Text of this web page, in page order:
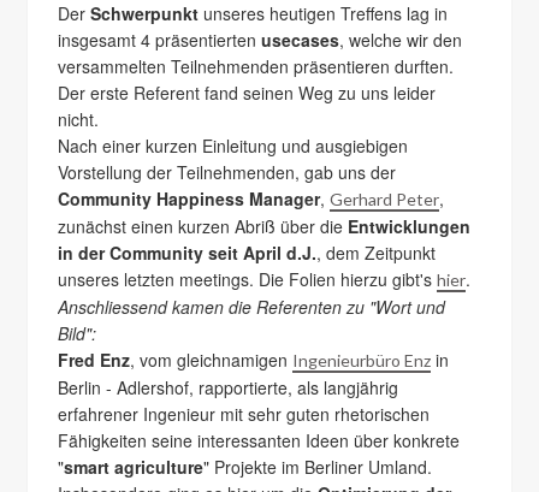
DerSchwerpunkt unseres heutigen Treffens lag in
insgesamt 4 präsentiertenusecases, welche wir den
versammelten Teilnehmenden präsentieren durften.
Der erste Referent fand seinen Weg zu uns leider
nicht.
Nach einer kurzen Einleitung und ausgiebigen
Vorstellung der Teilnehmenden, gab uns der
Community Happiness Manager,Gerhard Peter,
zunächst einen kurzen Abriß über die Entwicklungen
in der Community seit April d.J., dem Zeitpunkt
unseres letzten meetings. Die Folien hierzu gibt'shier.
Anschliessend kamen die Referenten zu "Wort und
Bild":
Fred Enz, vom gleichnamigen Ingenieurbüro Enz in
Berlin - Adlershof, rapportierte, als langjährig
erfahrener Ingenieur mit sehr guten rhetorischen
Fähigkeiten seine interessanten Ideen über konkrete
"smart agriculture" Projekte im Berliner Umland.